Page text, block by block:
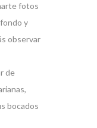
fotos
y
observar
de
bocados